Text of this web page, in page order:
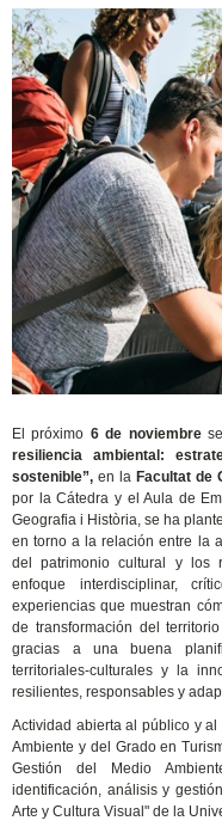
El próximo 6 de noviembrese
resiliencia ambiental:
sostenible”, en la Facultat de
por la Cátedra y el Aula de
Geografia i Història, se ha
en torno a la relación entre la
del patrimonio cultural y los
enfoque interdisciplinar,
experiencias que muestran
de transformación del
gracias a una buena
territoriales-culturales y la
resilientes, responsables y
Actividad abierta al público y
Ambiente y del Grado en
Gestión del Medio
identificación, análisis y
Arte y Cultura Visual" de la